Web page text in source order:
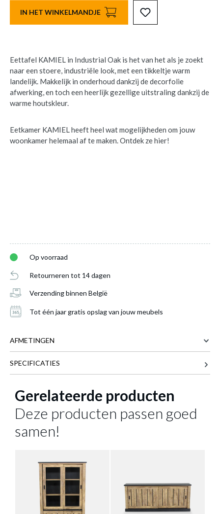
IN HET WINKELMANDJE
Eettafel KAMIEL in Industrial Oak is het van het als je zoekt
naar een stoere, industriële look, met een tikkeltje warm
landelijk. Makkelijk in onderhoud dankzij de decorfolie
afwerking, en toch een heerlijk gezellige uitstraling dankzij de
warme houtskleur.
Eetkamer KAMIEL heeft heel wat mogelijkheden om jouw
woonkamer helemaal af te maken. Ontdek ze hier!
Op voorraad
Retourneren tot 14 dagen
Verzending binnen België
Tot één jaar gratis opslag van jouw meubels
AFMETINGEN
HOOGTE 76 cm
Meer afmetingen
SPECIFICATIES
Gerelateerde producten
Deze producten passen goed
samen!
Eettafel KAMIEL Industrial Oak 190x95is
toegevoegd aan je winkelmandje
EETTAFEL KAMIEL INDUSTRIAL OAK
190X95
Productnummer: Y10150022992